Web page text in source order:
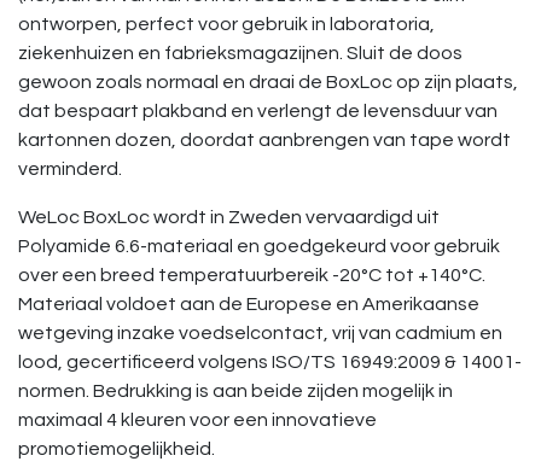
ontworpen, perfect voor gebruik in laboratoria,
ziekenhuizen en fabrieksmagazijnen. Sluit de doos
gewoon zoals normaal en draai de BoxLoc op zijn plaats,
dat bespaart plakband en verlengt de levensduur van
kartonnen dozen, doordat aanbrengen van tape wordt
verminderd.
WeLoc BoxLoc wordt in Zweden vervaardigd uit
Polyamide 6.6-materiaal en goedgekeurd voor gebruik
over een breed temperatuurbereik -20°C tot +140°C.
Materiaal voldoet aan de Europese en Amerikaanse
wetgeving inzake voedselcontact, vrij van cadmium en
lood, gecertificeerd volgens ISO/TS 16949:2009 & 14001-
normen. Bedrukking is aan beide zijden mogelijk in
maximaal 4 kleuren voor een innovatieve
promotiemogelijkheid.